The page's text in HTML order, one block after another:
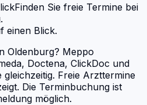
Finden Sie freie Termine bei
.
einen Blick.
Oldenburg? Meppo
Doctena, ClickDoc und
Freie Arzttermine
Die Terminbuchung ist
möglich.